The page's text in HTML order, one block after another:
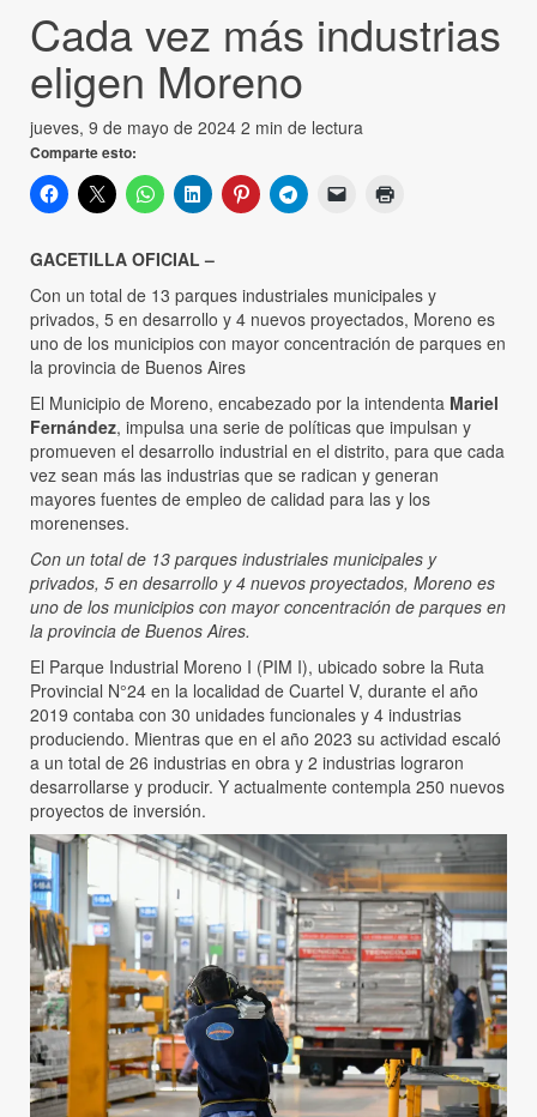
Cada vez más industrias
eligen Moreno
jueves, 9 de mayo de 2024 2 min de lectura
Comparte esto:
GACETILLA OFICIAL –
Con un total de 13 parques industriales municipales y
privados, 5 en desarrollo y 4 nuevos proyectados, Moreno es
uno de los municipios con mayor concentración de parques en
la provincia de Buenos Aires
El Municipio de Moreno, encabezado por la intendenta Mariel
Fernández, impulsa una serie de políticas que impulsan y
promueven el desarrollo industrial en el distrito, para que cada
vez sean más las industrias que se radican y generan
mayores fuentes de empleo de calidad para las y los
morenenses.
Con un total de 13 parques industriales municipales y
privados, 5 en desarrollo y 4 nuevos proyectados, Moreno es
uno de los municipios con mayor concentración de parques en
la provincia de Buenos Aires.
El Parque Industrial Moreno I (PIM I), ubicado sobre la Ruta
Provincial N°24 en la localidad de Cuartel V, durante el año
2019 contaba con 30 unidades funcionales y 4 industrias
produciendo. Mientras que en el año 2023 su actividad escaló
a un total de 26 industrias en obra y 2 industrias lograron
desarrollarse y producir. Y actualmente contempla 250 nuevos
proyectos de inversión.